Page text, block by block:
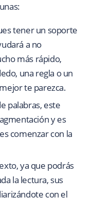
tener un soporte
a no
más rápido,
una regla o un
te parezca.
palabras, este
y es
comenzar con la
ya que podrás
la lectura, sus
con el